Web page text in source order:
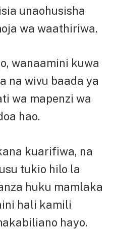
unaohusisha
wa waathiriwa.
wanaamini kuwa
na wivu baada ya
wa mapenzi wa
hao.
kuarifiwa, na
tukio hilo la
huku mamlaka
hali kamili
hayo.